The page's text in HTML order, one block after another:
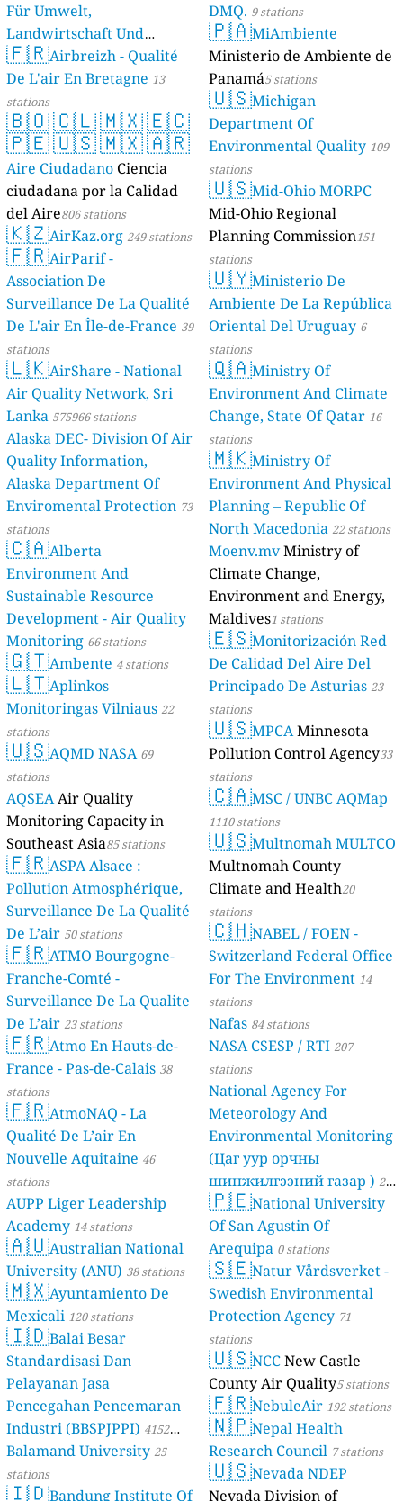
Für Umwelt,
Landwirtschaft Und
Geologie) 50 stations
🇫🇷Airbreizh - Qualité
De L'air En Bretagne 13
stations
🇧🇴🇨🇱🇲🇽🇪🇨
🇵🇪🇺🇸🇲🇽🇦🇷
Aire Ciudadano Ciencia
ciudadana por la Calidad
del Aire806 stations
🇰🇿AirKaz.org 249 stations
🇫🇷AirParif -
Association De
Surveillance De La Qualité
De L'air En Île-de-France 39
stations
🇱🇰AirShare - National
Air Quality Network, Sri
Lanka 575966 stations
Alaska DEC- Division Of Air
Quality Information,
Alaska Department Of
Enviromental Protection 73
stations
🇨🇦Alberta
Environment And
Sustainable Resource
Development - Air Quality
Monitoring 66 stations
🇬🇹Ambente 4 stations
🇱🇹Aplinkos
Monitoringas Vilniaus 22
stations
🇺🇸AQMD NASA 69
stations
AQSEAAir Quality
Monitoring Capacity in
Southeast Asia85 stations
🇫🇷ASPA Alsace :
Pollution Atmosphérique,
Surveillance De La Qualité
De L’air 50 stations
🇫🇷ATMO Bourgogne-
Franche-Comté -
Surveillance De La Qualite
De L’air 23 stations
🇫🇷Atmo En Hauts-de-
France - Pas-de-Calais 38
stations
🇫🇷AtmoNAQ - La
Qualité De L’air En
Nouvelle Aquitaine 46
stations
AUPP Liger Leadership
Academy 14 stations
🇦🇺Australian National
University (ANU) 38 stations
🇲🇽Ayuntamiento De
Mexicali 120 stations
🇮🇩Balai Besar
Standardisasi Dan
Pelayanan Jasa
Pencegahan Pencemaran
Industri (BBSPJPPI) 4152
stations
Balamand University25
stations
🇮🇩Bandung Institute Of
DMQ. 9 stations
🇵🇦MiAmbiente
Ministerio de Ambiente de
Panamá5 stations
🇺🇸Michigan
Department Of
Environmental Quality 109
stations
🇺🇸Mid-Ohio MORPC
Mid-Ohio Regional
Planning Commission151
stations
🇺🇾Ministerio De
Ambiente De La República
Oriental Del Uruguay 6
stations
🇶🇦Ministry Of
Environment And Climate
Change, State Of Qatar 16
stations
🇲🇰Ministry Of
Environment And Physical
Planning – Republic Of
North Macedonia 22 stations
Moenv.mvMinistry of
Climate Change,
Environment and Energy,
Maldives1 stations
🇪🇸Monitorización Red
De Calidad Del Aire Del
Principado De Asturias 23
stations
🇺🇸MPCAMinnesota
Pollution Control Agency33
stations
🇨🇦MSC / UNBC AQMap
1110 stations
🇺🇸Multnomah MULTCO
Multnomah County
Climate and Health20
stations
🇨🇭NABEL / FOEN -
Switzerland Federal Office
For The Environment 14
stations
Nafas 84 stations
NASA CSESP / RTI 207
stations
National Agency For
Meteorology And
Environmental Monitoring
(Цаг уур орчны
шинжилгээний газар ) 21
stations
🇵🇪National University
Of San Agustin Of
Arequipa 0 stations
🇸🇪Natur Vårdsverket -
Swedish Environmental
Protection Agency 71
stations
🇺🇸NCCNew Castle
County Air Quality5 stations
🇫🇷NebuleAir 192 stations
🇳🇵Nepal Health
Research Council 7 stations
🇺🇸Nevada NDEP
Nevada Division of